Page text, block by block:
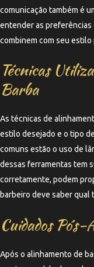
comunicação também é
entender as
combinem com seu estilo
Técnicas
Barba
As técnicas de
estilo desejado e o tipo
comuns estão o uso de
dessas ferramentas tem
corretamente, podem
barbeiro deve saber qual
Cuidados
Após o alinhamento de